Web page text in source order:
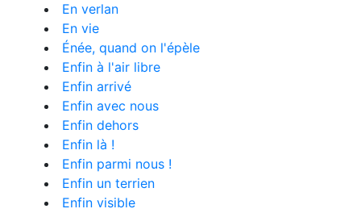
En verlan
En vie
Énée, quand on l'épèle
Enfin à l'air libre
Enfin arrivé
Enfin avec nous
Enfin dehors
Enfin là !
Enfin parmi nous !
Enfin un terrien
Enfin visible